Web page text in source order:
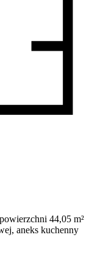
44,05 m²
aneks kuchenny